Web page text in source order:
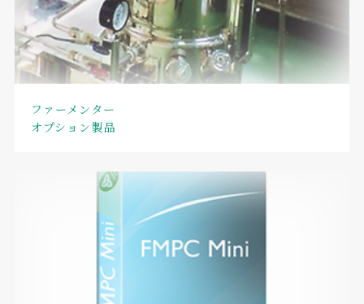
ファーメンター
オプション製品